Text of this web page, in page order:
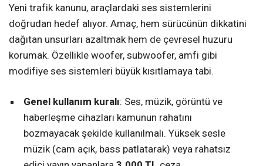
Yeni trafik kanunu, araçlardaki ses sistemlerini
doğrudan hedef alıyor. Amaç, hem sürücünün dikkatini
dağıtan unsurları azaltmak hem de çevresel huzuru
korumak. Özellikle woofer, subwoofer, amfi gibi
modifiye ses sistemleri büyük kısıtlamaya tabi.
Genel kullanım kuralı: Ses, müzik, görüntü ve
haberleşme cihazları kamunun rahatını
bozmayacak şekilde kullanılmalı. Yüksek sesle
müzik (cam açık, bass patlatarak) veya rahatsız